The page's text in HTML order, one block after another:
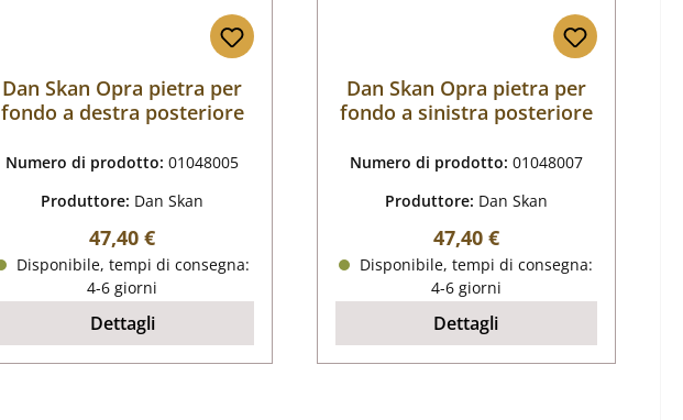
Dan Skan Opra pietra per
fondo a destra posteriore
Numero di prodotto:01048005
Produttore: Dan Skan
Prezzo normale:
47,40 €
Disponibile, tempi di consegna:
4-6 giorni
Dettagli
Dan Skan Opra pietra per
fondo a sinistra posteriore
Numero di prodotto: 01048007
Produttore: Dan Skan
Prezzo normale:
47,40 €
Disponibile, tempi di consegna:
4-6 giorni
Dettagli